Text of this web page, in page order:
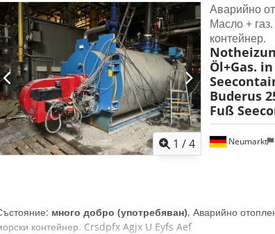
1 /4 Neumarkt
Аварийно
Масло +
контейнер.
Öl+Gas.
Buderus
Fuß
много добро (употребяван), Аварийно
контейнер. Crsdpfx Agjx U Eyfs Aef